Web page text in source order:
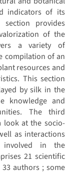
indicators of its
provides
of the
a variety of
compilation of an
resources and
This section
by silk in the
knowledge and
The third
look at the socio-
as interactions
involved in the
21 scientific
authors ; some